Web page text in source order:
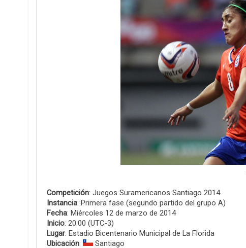
Competición: Juegos Suramericanos Santiago 2014
Instancia: Primera fase (segundo partido del grupo A)
Fecha: Miércoles 12 de marzo de 2014
Inicio: 20:00 (UTC-3)
Lugar: Estadio Bicentenario Municipal de La Florida
Ubicación: Santiago